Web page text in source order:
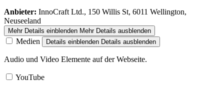
Anbieter: InnoCraft Ltd., 150 Willis St, 6011 Wellington,
Neuseeland
Mehr Details einblenden Mehr Details ausblenden
Medien Details einblenden Details ausblenden
Audio und Video Elemente auf der Webseite.
YouTube